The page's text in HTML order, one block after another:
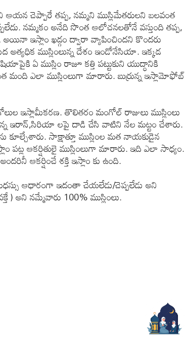
చెప్పారే తప్ప, నమ్మని ముస్లిమేతరులని బలవంత
నమ్మకం అనేది సొంత ఆలోచనలతోనే వస్తుంది తప్ప,
ఇస్లాం ఖడ్గం ద్వారా వ్యాపించిందని కొందరు
అత్యధిక ముస్లింలున్న దేశం ఇండోనేసియా. ఇక్కడ
ఏ ముస్లిం రాజూ కత్తి పట్టుకుని యుద్ధానికి
మంది ఎలా ముస్లింలుగా మారారు. బుర్రున్న ఇస్లామోఫోబ్
ఇస్లామీకరణ. తొలితరం మంగోల్ రాజులు ముస్లింలు
ఇరాన్,సిరియా లపై దాడి చేసి వాటిని నేల మట్టం చేశారు.
కూల్చేశారు. సాక్షాత్తూ ముస్లింల మత నాయకుడైన
ఆకర్షితులై ముస్లింలుగా మారారు. ఇది ఎలా సాధ్యం.
ఆకర్షించే శక్తి ఇస్లాం కు ఉంది.
ఆధారంగా ఇదంతా చేయలేడు/చెప్పలేడు అని
) అని నమ్మేవారు 100% ముస్లింలు.